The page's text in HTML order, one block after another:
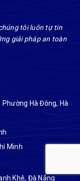
tôi luôn tự tin
giải pháp an toàn
Hà Đông, Hà
Minh
Khê, Đà Nẵng